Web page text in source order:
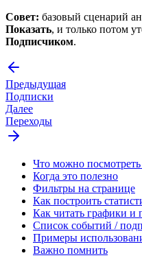
Совет: базовый сценарий
Показать, и только потом
Подписчиком.
Предыдущая
Подписки
Далее
Переходы
Что можно посмотреть
Когда это полезно
Фильтры на странице
Как построить
Как читать графики и
Список событий /
Примеры
Важно помнить